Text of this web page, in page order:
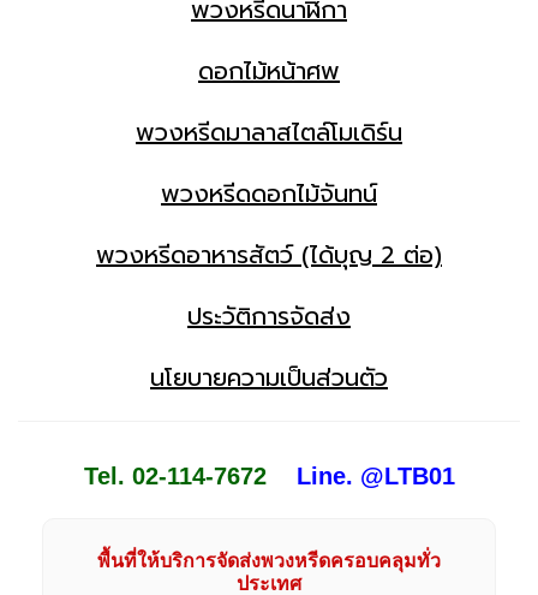
พวงหรีดนาฬิกา
ดอกไม้หน้าศพ
พวงหรีดมาลาสไตล์โมเดิร์น
พวงหรีดดอกไม้จันทน์
พวงหรีดอาหารสัตว์ (ได้บุญ 2 ต่อ)
ประวัติการจัดส่ง
นโยบายความเป็นส่วนตัว
Tel. 02-114-7672 Line. @LTB01
พื้นที่ให้บริการจัดส่งพวงหรีดครอบคลุมทั่ว
ประเทศ